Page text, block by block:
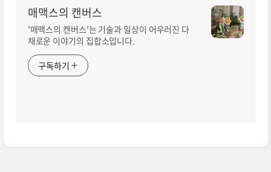
매맥스의 캔버스
'매맥스의 캔버스'는 기술과 일상이 어우러진 다
채로운 이야기의 집합소입니다.
구독하기